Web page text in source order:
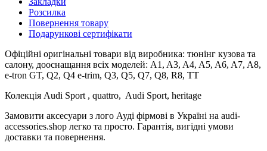
Розсилка
Повернення товару
Подарункові сертифікати
Офіційні оригінальні товари від виробника: тюнінг кузова та
салону, дооснащання всіх моделей: A1, A3, A4, A5, A6, A7, A8,
e-tron GT, Q2, Q4 e-trim, Q3, Q5, Q7, Q8, R8, TT
Колекція Audi Sport , quattro, Audi Sport, heritage
Замовити аксесуари з лого Ауді фірмові в Україні на audi-
accessories.shop легко та просто. Гарантія, вигідні умови
доставки та повернення.